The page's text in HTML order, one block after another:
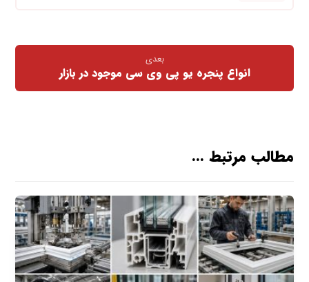
بعدی
انواع پنجره یو پی وی سی موجود در بازار
مطالب مرتبط ...